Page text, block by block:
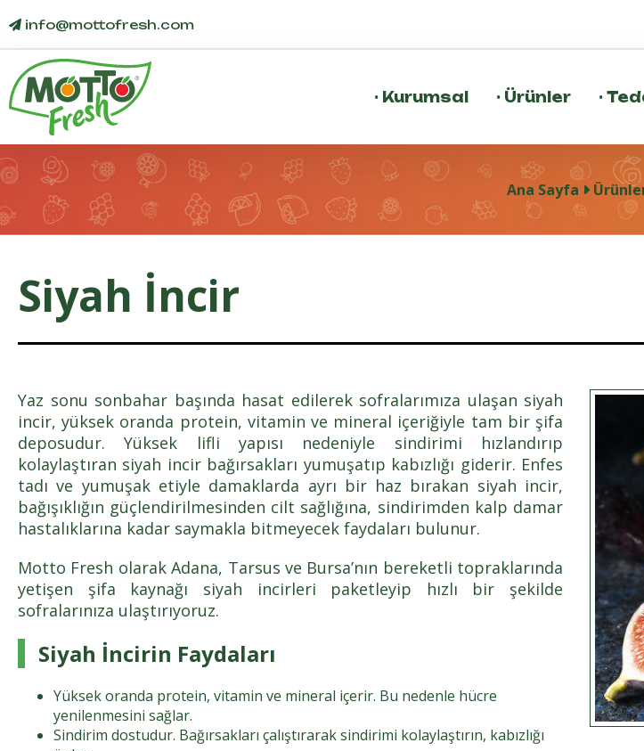
info@mottofresh.com
· Kurumsal ·Ürünler ·
Ana Sayfa
Siyah İncir
Yaz sonu sonbahar başında hasat edilerek sofralarımıza ulaşan siyah
incir, yüksek oranda protein, vitamin ve mineral içeriğiyle tam bir şifa
deposudur. Yüksek lifli yapısı nedeniyle sindirimi hızlandırıp
kolaylaştıran siyah incir bağırsakları yumuşatıp kabızlığı giderir. Enfes
tadı ve yumuşak etiyle damaklarda ayrı bir haz bırakan siyah incir,
bağışıklığın güçlendirilmesinden cilt sağlığına, sindirimden kalp damar
hastalıklarına kadar saymakla bitmeyecek faydaları bulunur.
Motto Fresh olarak Adana, Tarsus ve Bursa’nın bereketli topraklarında
yetişen şifa kaynağı siyah incirleri paketleyip hızlı bir şekilde
sofralarınıza ulaştırıyoruz.
Siyah İncirin Faydaları
Yüksek oranda protein, vitamin ve mineral içerir. Bu nedenle hücre
yenilenmesini sağlar.
Sindirim dostudur. Bağırsakları çalıştırarak sindirimi kolaylaştırın, kabızlığı